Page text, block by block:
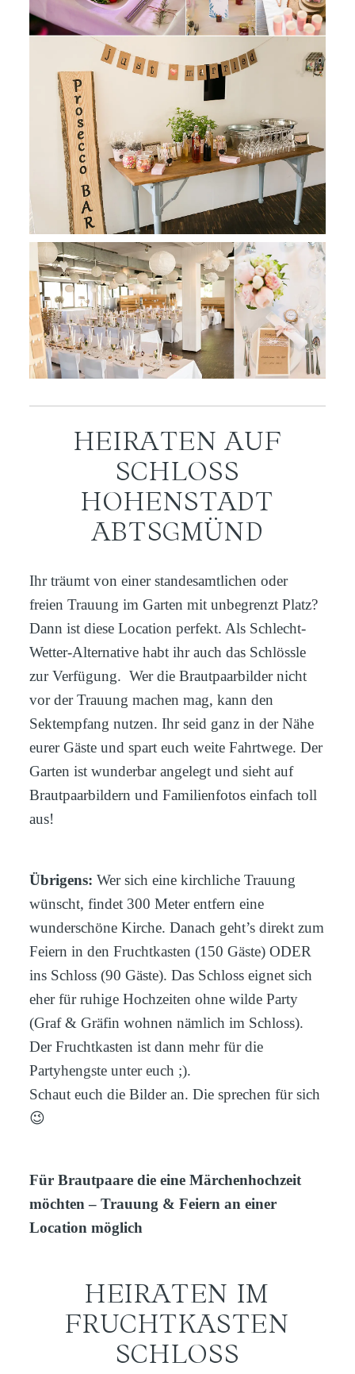
HEIRATEN AUF
SCHLOSS
HOHENSTADT
ABTSGMÜND
Ihr träumt von einer standesamtlichen oder
freien Trauung im Garten mit unbegrenzt Platz?
Dann ist diese Location perfekt. Als Schlecht-
Wetter-Alternative habt ihr auch das Schlössle
zur Verfügung. Wer die Brautpaarbilder nicht
vor der Trauung machen mag, kann den
Sektempfang nutzen. Ihr seid ganz in der Nähe
eurer Gäste und spart euch weite Fahrtwege. Der
Garten ist wunderbar angelegt und sieht auf
Brautpaarbildern und Familienfotos einfach toll
aus!
Übrigens: Wer sich eine kirchliche Trauung
wünscht, findet 300 Meter entfern eine
wunderschöne Kirche. Danach geht’s direkt zum
Feiern in den Fruchtkasten (150 Gäste) ODER
ins Schloss (90 Gäste). Das Schloss eignet sich
eher für ruhige Hochzeiten ohne wilde Party
(Graf & Gräfin wohnen nämlich im Schloss).
Der Fruchtkasten ist dann mehr für die
Partyhengste unter euch ;).
Schaut euch die Bilder an. Die sprechen für sich
😉
Für Brautpaare die eine Märchenhochzeit
möchten – Trauung & Feiern an einer
Location möglich
HEIRATEN IM
FRUCHTKASTEN
SCHLOSS